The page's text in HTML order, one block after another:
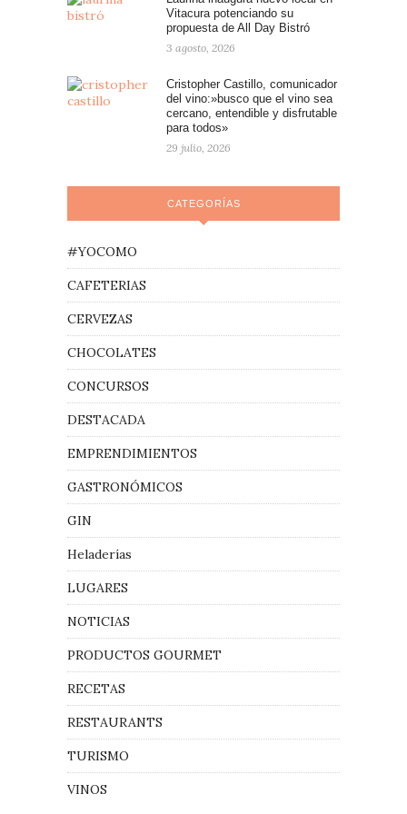
Vitacura potenciando su
propuesta de All Day Bistró
3 agosto, 2026
Cristopher Castillo, comunicador
del vino:»busco que el vino sea
cercano, entendible y disfrutable
para todos»
29 julio, 2026
CATEGORÍAS
#YOCOMO
CAFETERIAS
CERVEZAS
CHOCOLATES
CONCURSOS
DESTACADA
EMPRENDIMIENTOS
GASTRONÓMICOS
GIN
Heladerías
LUGARES
NOTICIAS
PRODUCTOS GOURMET
RECETAS
RESTAURANTS
TURISMO
VINOS